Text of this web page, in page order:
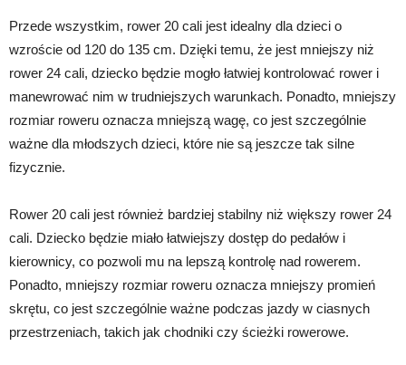
Przede wszystkim, rower 20 cali jest idealny dla dzieci o
wzroście od 120 do 135 cm. Dzięki temu, że jest mniejszy niż
rower 24 cali, dziecko będzie mogło łatwiej kontrolować rower i
manewrować nim w trudniejszych warunkach. Ponadto, mniejszy
rozmiar roweru oznacza mniejszą wagę, co jest szczególnie
ważne dla młodszych dzieci, które nie są jeszcze tak silne
fizycznie.
Rower 20 cali jest również bardziej stabilny niż większy rower 24
cali. Dziecko będzie miało łatwiejszy dostęp do pedałów i
kierownicy, co pozwoli mu na lepszą kontrolę nad rowerem.
Ponadto, mniejszy rozmiar roweru oznacza mniejszy promień
skrętu, co jest szczególnie ważne podczas jazdy w ciasnych
przestrzeniach, takich jak chodniki czy ścieżki rowerowe.